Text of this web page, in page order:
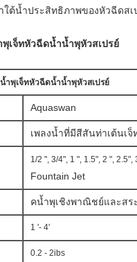
ใต้น้ำประสิทธิภาพของหัวฉีด
เจ็ทหัวฉีดน้ำน้ำพุหัวสเปรย์
ำพุเจ็ทหัวฉีดน้ำน้ำพุหัวสเปรย์
Aquaswan
เพลงน้ำที่มีสีสันท่าเต้นเจ็
1/2 ", 3/4", 1 ", 1.5", 2 ", 2.5",
Fountain Jet
คน้ำพุเชิงพาณิชย์และสร
1 '- 4'
0.2 - 2ibs